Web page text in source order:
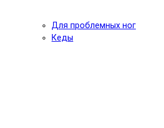
Для проблемных ног
Кеды